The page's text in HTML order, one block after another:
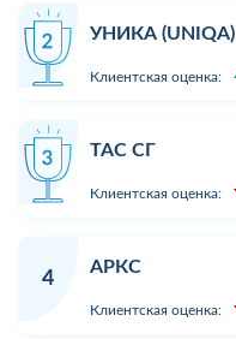
УНИКА (UNIQA)
Клиентская оценка:
ТАС СГ
Клиентская оценка:
4
АРКС
Клиентская оценка: